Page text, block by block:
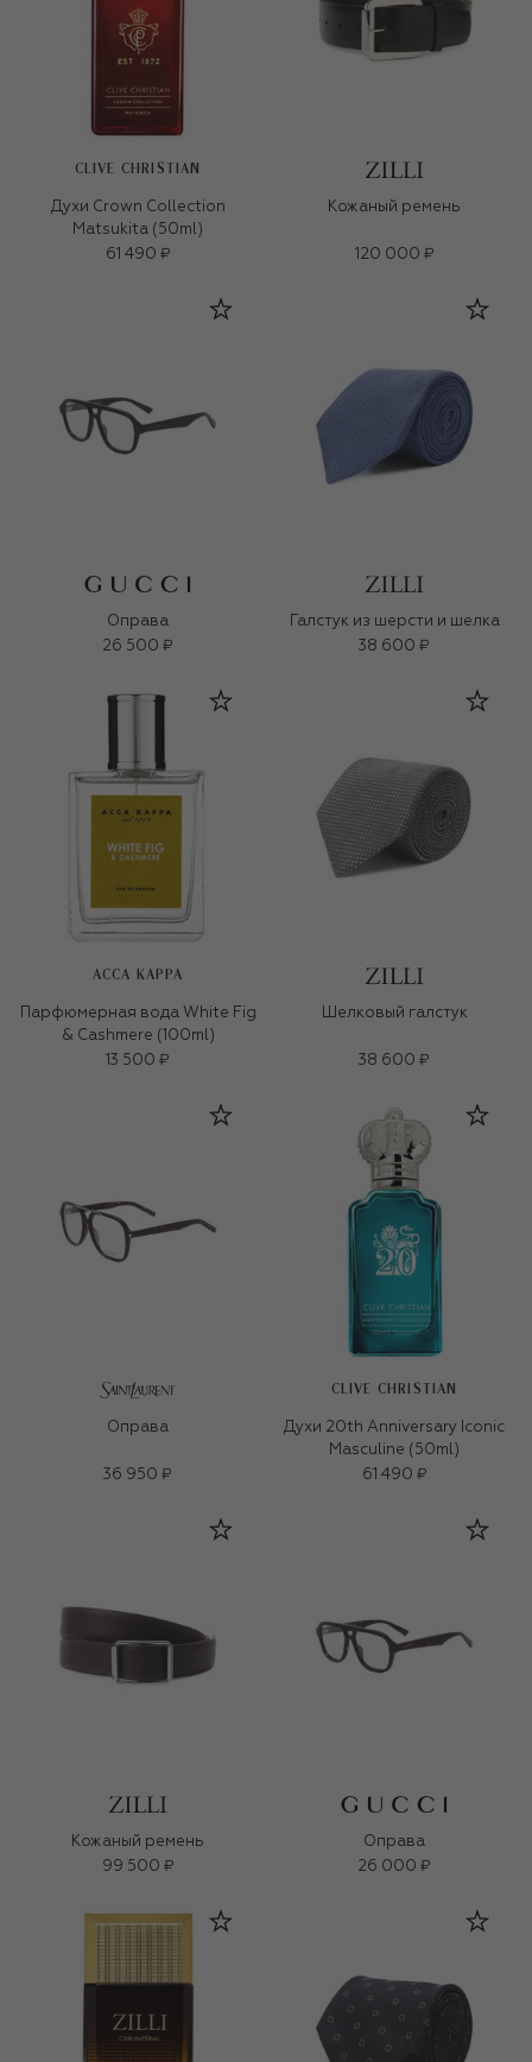
CLIVE CHRISTIAN
Духи Crown Collection
Matsukita (50ml)
61 490 ₽
Кожаный ремень
120 000 ₽
Оправа
26 500 ₽
Галстук из шерсти и шелка
38 600 ₽
ACCA KAPPA
Парфюмерная вода White Fig
& Cashmere (100ml)
13 500 ₽
Шелковый галстук
38 600 ₽
Оправа
36 950 ₽
CLIVE CHRISTIAN
Духи 20th Anniversary Iconic
Masculine (50ml)
61 490 ₽
Кожаный ремень
99 500 ₽
Оправа
26 000 ₽